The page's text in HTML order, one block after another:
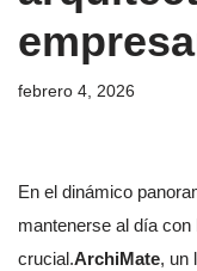
febrero 4, 2026
En el dinámico
mantenerse al día
crucial.ArchiMate, un